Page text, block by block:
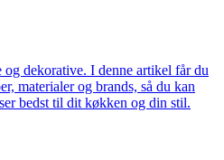
dekorative. I denne artikel får du
materialer og brands, så du kan
bedst til dit køkken og din stil.